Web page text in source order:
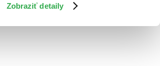
Zobraziť detaily